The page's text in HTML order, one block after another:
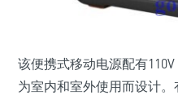
该便携式移动电源配有
为室内和室外使用而设计